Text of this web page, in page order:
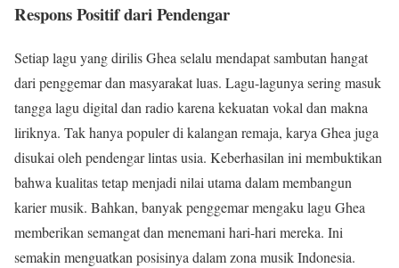
Respons Positif dari Pendengar
Setiap lagu yang dirilis Ghea selalu mendapat sambutan hangat
dari penggemar dan masyarakat luas. Lagu-lagunya sering masuk
tangga lagu digital dan radio karena kekuatan vokal dan makna
liriknya. Tak hanya populer di kalangan remaja, karya Ghea juga
disukai oleh pendengar lintas usia. Keberhasilan ini membuktikan
bahwa kualitas tetap menjadi nilai utama dalam membangun
karier musik. Bahkan, banyak penggemar mengaku lagu Ghea
memberikan semangat dan menemani hari-hari mereka. Ini
semakin menguatkan posisinya dalam zona musik Indonesia.